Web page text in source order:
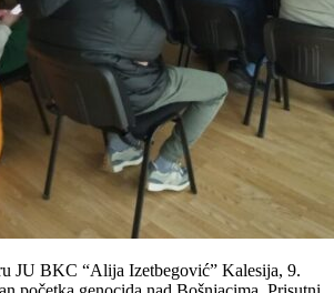
JU BKC “Alija Izetbegović” Kalesija, 9.